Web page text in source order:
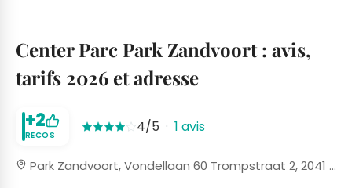
Center Parc Park Zandvoort : avis,
tarifs 2026 et adresse
+2
RECOS 4/5 · 1 avis
Park Zandvoort, Vondellaan 60 Trompstraat 2, 2041 BE Zandvoort, Pays-Bas